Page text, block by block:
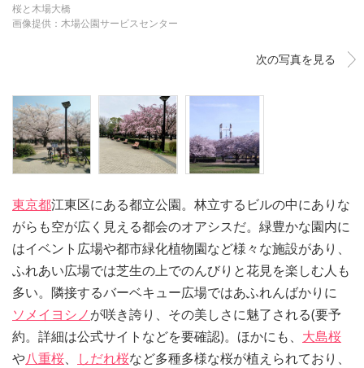
桜と木場大橋
画像提供：木場公園サービスセンター
次の写真を見る
東京都江東区にある都立公園。林立するビルの中にありな
がらも空が広く見える都会のオアシスだ。緑豊かな園内に
はイベント広場や都市緑化植物園など様々な施設があり、
ふれあい広場では芝生の上でのんびりと花見を楽しむ人も
多い。隣接するバーベキュー広場ではあふれんばかりに
ソメイヨシノが咲き誇り、その美しさに魅了される(要予
約。詳細は公式サイトなどを要確認)。ほかにも、 大島桜
や八重桜、 しだれ桜など多種多様な桜が植えられており、